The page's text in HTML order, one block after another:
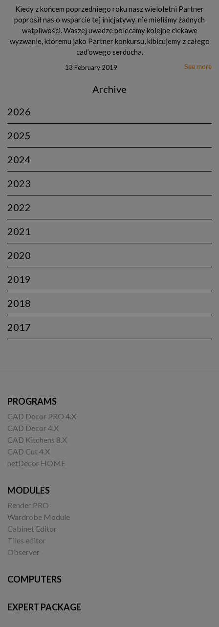
Kiedy z końcem poprzedniego roku nasz wieloletni Partner
poprosił nas o wsparcie tej inicjatywy, nie mieliśmy żadnych
wątpliwości. Waszej uwadze polecamy kolejne ciekawe
wyzwanie, któremu jako Partner konkursu, kibicujemy z całego
cad’owego serducha.
13 February 2019 See more
Archive
2026
2025
2024
2023
2022
2021
2020
2019
2018
2017
PROGRAMS
CAD Decor PRO 4.X
CAD Decor 4.X
CAD Kitchens 8.X
CAD Cut 4.X
netDecor HOME
MODULES
Render PRO
Wardrobe Module
Cabinet Editor
Tiles editor
Observer
COMPUTERS
EXPERT PACKAGE